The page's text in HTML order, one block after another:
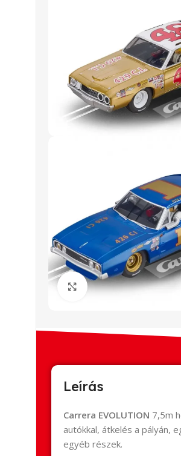
Click to enlarge
Leírás
Carrera EVOLUTION 7,5m
autókkal, átkelés a pályán,
egyéb részek.